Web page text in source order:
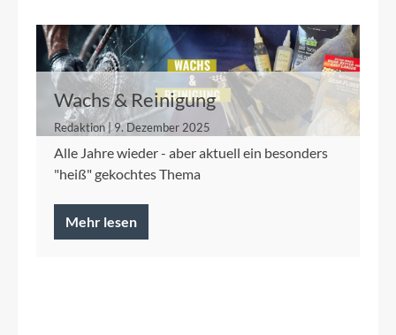
Wachs & Reinigung
Redaktion | 9. Dezember 2025
Alle Jahre wieder - aber aktuell ein besonders
"heiß" gekochtes Thema
Mehr lesen